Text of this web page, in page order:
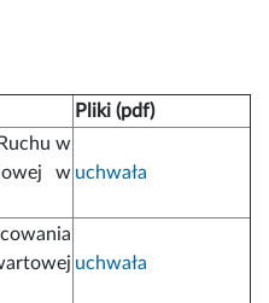
Pliki (pdf)
w
w uchwała
uchwała